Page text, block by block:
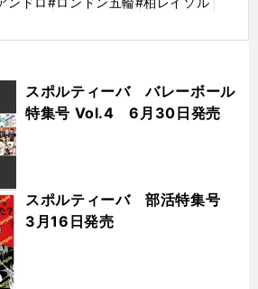
スポルティーバ バレーボール
特集号 Vol.4 6月30日発売
スポルティーバ 部活特集号
3月16日発売